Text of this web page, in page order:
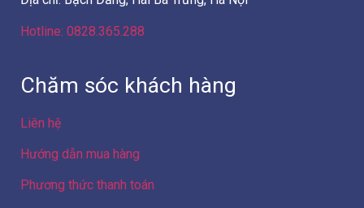
Hotline: 0828.365.288
Chăm sóc khách hàng
Liên hệ
Hướng dẫn mua hàng
Phương thức thanh toán